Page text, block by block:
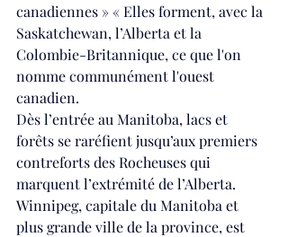
canadiennes » « Elles forment, avec la
Saskatchewan, l’Alberta et la
Colombie-Britannique, ce que l'on
nomme communément l'ouest
canadien.
Dès l’entrée au Manitoba, lacs et
forêts se raréfient jusqu’aux premiers
contreforts des Rocheuses qui
marquent l’extrémité de l’Alberta.
Winnipeg, capitale du Manitoba et
plus grande ville de la province, est